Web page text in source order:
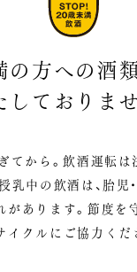
の方への酒
しておりませ
てから。飲酒運転は
乳中の飲酒は、胎児
あります。 節度を
クルにご協力くだ